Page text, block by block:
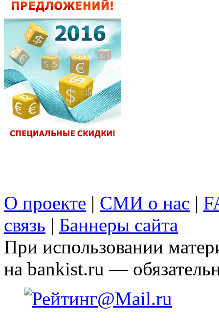
О проекте | СМИ о нас |
связь | Баннеры сайта
При использовании
на bankist.ru —